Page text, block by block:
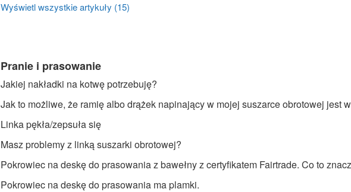
Wyświetl wszystkie artykuły (15)
Pranie i prasowanie
Jakiej nakładki na kotwę potrzebuję?
Jak to możliwe, że ramię albo drążek napinający w mojej suszarce obrotowej jest
Linka pękła/zepsuła się
Masz problemy z linką suszarki obrotowej?
Pokrowiec na deskę do prasowania z bawełny z certyfikatem Fairtrade. Co to
Pokrowiec na deskę do prasowania ma plamki.